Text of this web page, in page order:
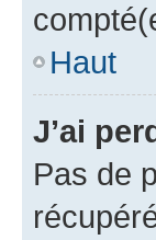
Haut
J’ai
Pas de